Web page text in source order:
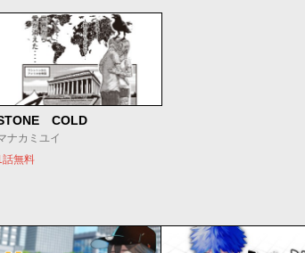
COLD
ナカミユイ
話無料